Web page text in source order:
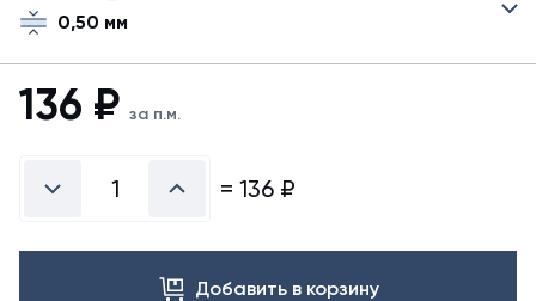
справочнике
0,50 мм
136 ₽ за п.м.
= 136 ₽
Добавить в корзину